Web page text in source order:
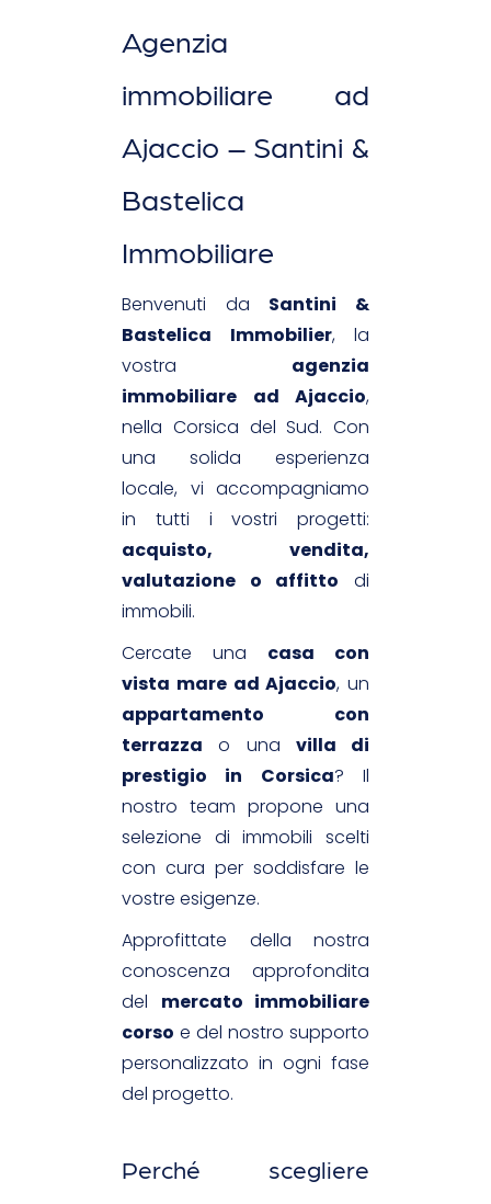
Agenzia
immobiliare ad
Ajaccio – Santini &
Bastelica
Immobiliare
Benvenuti da Santini &
Bastelica Immobilier, la
vostra agenzia
immobiliare ad Ajaccio,
nella Corsica del Sud. Con
una solida esperienza
locale, vi accompagniamo
in tutti i vostri progetti:
acquisto, vendita,
valutazione o affitto di
immobili.
Cercate una casa con
vista mare ad Ajaccio, un
appartamento con
terrazza o una villa di
prestigio in Corsica? Il
nostro team propone una
selezione di immobili scelti
con cura per soddisfare le
vostre esigenze.
Approfittate della nostra
conoscenza approfondita
del mercato immobiliare
corso e del nostro supporto
personalizzato in ogni fase
del progetto.
Perché scegliere